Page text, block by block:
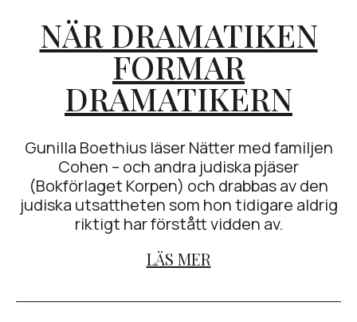
NÄR DRAMATIKEN
FORMAR
DRAMATIKERN
Gunilla Boethius läser Nätter med familjen
Cohen – och andra judiska pjäser
(Bokförlaget Korpen) och drabbas av den
judiska utsattheten som hon tidigare aldrig
riktigt har förstått vidden av.
LÄS MER